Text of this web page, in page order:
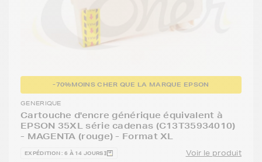
-70%MOINS CHER QUE LA MARQUE EPSON
GENERIQUE
Cartouche d'encre générique équivalent à
EPSON 35XL série cadenas (C13T35934010)
- MAGENTA (rouge) - Format XL
EXPÉDITION : 6 À 14 JOURS Voir le produit